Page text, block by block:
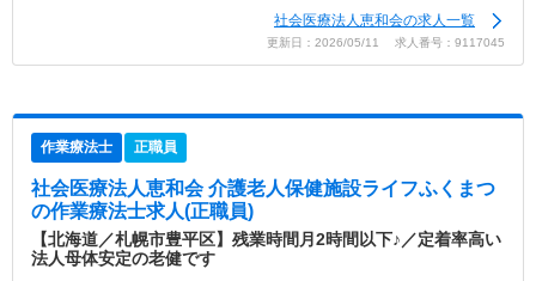
社会医療法人恵和会の求人一覧
更新日：2026/05/11 求人番号：9117045
作業療法士 正職員
社会医療法人恵和会 介護老人保健施設ライフふくまつ
の作業療法士求人(正職員)
【北海道／札幌市豊平区】残業時間月2時間以下♪／定着率高い
法人母体安定の老健です